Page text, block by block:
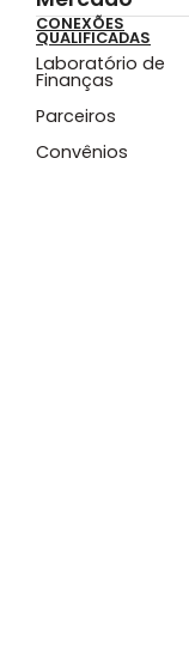
CONEXÕES
QUALIFICADAS
Laboratório de
Finanças
Parceiros
Convênios